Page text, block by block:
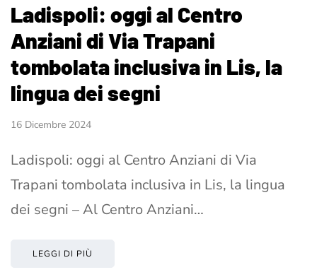
Ladispoli: oggi al Centro
Anziani di Via Trapani
tombolata inclusiva in Lis, la
lingua dei segni
16 Dicembre 2024
Ladispoli: oggi al Centro Anziani di Via
Trapani tombolata inclusiva in Lis, la lingua
dei segni – Al Centro Anziani…
LEGGI DI PIÙ